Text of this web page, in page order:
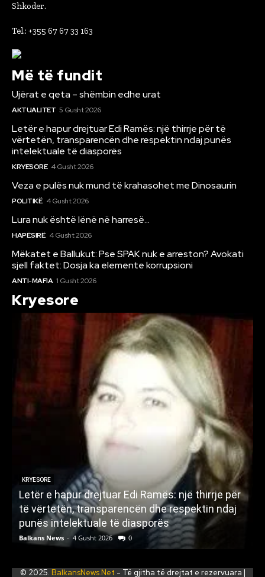
Shkoder.
Tel.: +355 67 67 33 163
Më të fundit
Ujërat e qeta – shëmbin edhe urat
AKTUALITET 5 Gusht 2026
Letër e hapur drejtuar Edi Ramës: një thirrje për të
vërtetën, transparencën dhe respektin ndaj punës
intelektuale të diasporës
KRYESORE 4 Gusht 2026
Veza e pulës nuk mund të krahasohet me Dinosaurin
POLITIKË 4 Gusht 2026
Lura nuk është lënë në harresë…
HAPËSIRË 4 Gusht 2026
Mëkatet e Ballukut: Pse SPAK nuk e arreston? Avokati
sjell faktet: Dosja ka elemente korrupsioni
ANTI-MAFIA 1 Gusht 2026
Kryesore
KRYESORE
Letër e hapur drejtuar Edi Ramës: një thirrje për
të vërtetën, transparencën dhe respektin ndaj
punës intelektuale të diasporës
Balkans News - 4 Gusht 2026 0
© 2025. BalkansNews.Net - Të gjitha të drejtat e rezervuara |